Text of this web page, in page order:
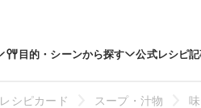
目的・シーンから探す 公式レシピ
レシピカード スープ・汁物